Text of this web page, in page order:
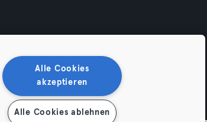
Mentions légales
Alle Cookies
akzeptieren
Alle Cookies ablehnen